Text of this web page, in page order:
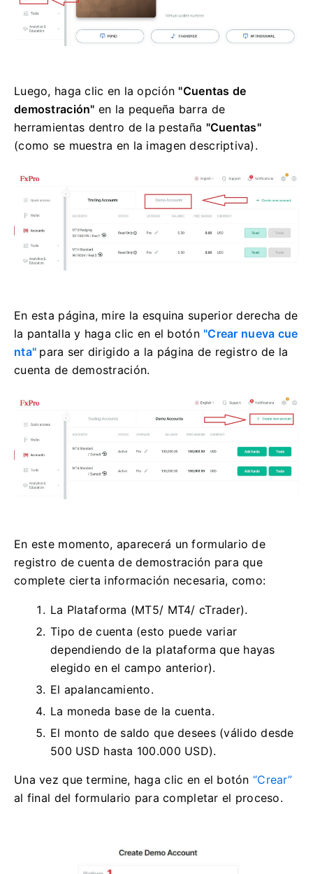
Luego, haga clic en la opción "Cuentas de
demostración" en la pequeña barra de
herramientas dentro de la pestaña "Cuentas"
(como se muestra en la imagen descriptiva).
En esta página, mire la esquina superior derecha de
la pantalla y haga clic en el botón "Crear nueva cue
nta" para ser dirigido a la página de registro de la
cuenta de demostración.
En este momento, aparecerá un formulario de
registro de cuenta de demostración para que
complete cierta información necesaria, como:
La Plataforma (MT5/ MT4/ cTrader).
Tipo de cuenta (esto puede variar
dependiendo de la plataforma que hayas
elegido en el campo anterior).
El apalancamiento.
La moneda base de la cuenta.
El monto de saldo que desees (válido desde
500 USD hasta 100.000 USD).
Una vez que termine, haga clic en el botón“Crear”
al final del formulario para completar el proceso.